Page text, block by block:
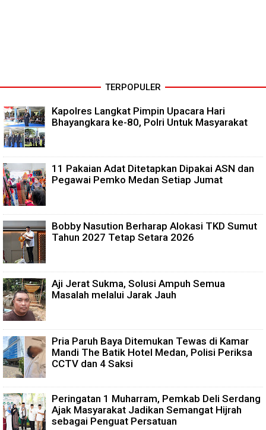
TERPOPULER
Kapolres Langkat Pimpin Upacara Hari
Bhayangkara ke-80, Polri Untuk Masyarakat
11 Pakaian Adat Ditetapkan Dipakai ASN dan
Pegawai Pemko Medan Setiap Jumat
Bobby Nasution Berharap Alokasi TKD Sumut
Tahun 2027 Tetap Setara 2026
Aji Jerat Sukma, Solusi Ampuh Semua
Masalah melalui Jarak Jauh
Pria Paruh Baya Ditemukan Tewas di Kamar
Mandi The Batik Hotel Medan, Polisi Periksa
CCTV dan 4 Saksi
Peringatan 1 Muharram, Pemkab Deli Serdang
Ajak Masyarakat Jadikan Semangat Hijrah
sebagai Penguat Persatuan